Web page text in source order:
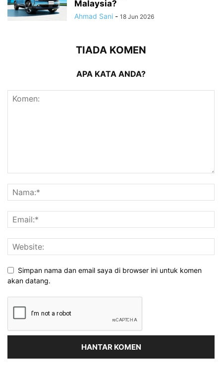
Malaysia?
Ahmad Sani - 18 Jun 2026
TIADA KOMEN
APA KATA ANDA?
Simpan nama dan email saya di browser ini untuk komen
akan datang.